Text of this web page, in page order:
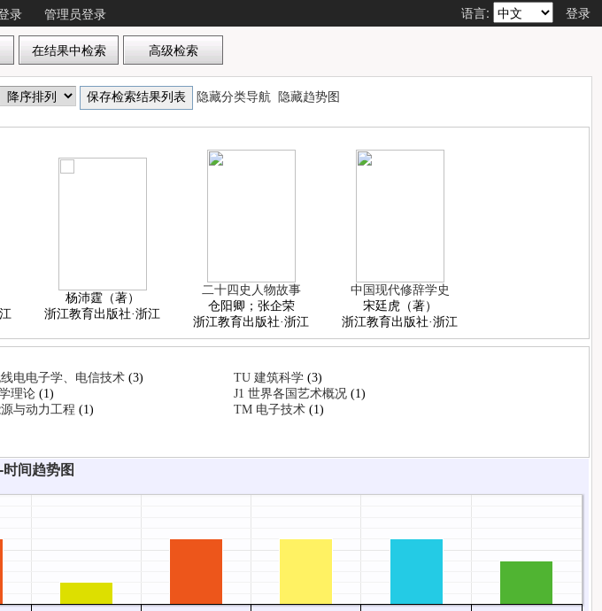
录 管理员登录 语言: 登录
隐藏分类导航 隐藏趋势图
杨沛霆（著）
浙江教育出版社·浙江
二十四史人物故事
仓阳卿；张企荣
浙江教育出版社·浙江
中国现代修辞学史
宋廷虎（著）
浙江教育出版社·浙江
电电子学、电信技术 (3) TU 建筑科学 (3)
理论 (1) J1 世界各国艺术概况 (1)
与动力工程 (1) TM 电子技术 (1)
间趋势图